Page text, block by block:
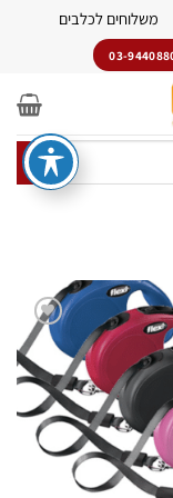
משלוחים לכלבים
הוסף
לרשימת
המשאלות